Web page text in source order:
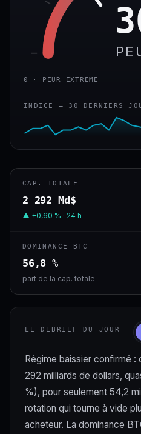
0 · PEUR EXTRÊME
INDICE — 30 DERNIERS
CAP. TOTALE
2 292 Md$
▲ +0,60 % · 24 h
DOMINANCE BTC
56,8 %
part de la cap. totale
LE DÉBRIEF DU JOUR
Régime baissier confirmé :
292 milliards de dollars,
%), pour seulement 54,2
rotation qui tourne à vide
acheteur. La dominance